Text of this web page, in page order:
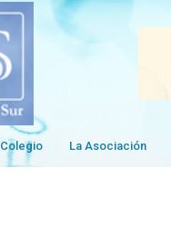
Colegio La Asociación